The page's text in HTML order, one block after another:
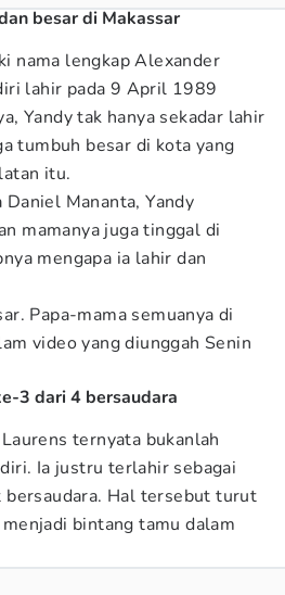
besar di Makassar
nama lengkap Alexander
lahir pada 9 April 1989
Yandy tak hanya sekadar lahir
tumbuh besar di kota yang
itu.
Mananta, Yandy
mamanya juga tinggal di
mengapa ia lahir dan
Papa-mama semuanya di
video yang diunggah Senin
3 dari 4 bersaudara
ternyata bukanlah
Ia justru terlahir sebagai
bersaudara. Hal tersebut turut
bintang tamu dalam